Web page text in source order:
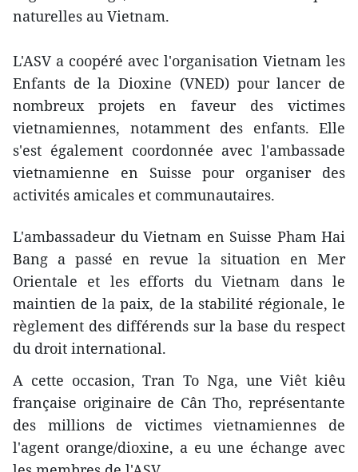
naturelles au Vietnam.
L'ASV a coopéré avec l'organisation Vietnam les
Enfants de la Dioxine (VNED) pour lancer de
nombreux projets en faveur des victimes
vietnamiennes, notamment des enfants. Elle
s'est également coordonnée avec l'ambassade
vietnamienne en Suisse pour organiser des
activités amicales et communautaires.
L'ambassadeur du Vietnam en Suisse Pham Hai
Bang a passé en revue la situation en Mer
Orientale et les efforts du Vietnam dans le
maintien de la paix, de la stabilité régionale, le
règlement des différends sur la base du respect
du droit international.
A cette occasion, Tran To Nga, une Viêt kiêu
française originaire de Cân Tho, représentante
des millions de victimes vietnamiennes de
l'agent orange/dioxine, a eu une échange avec